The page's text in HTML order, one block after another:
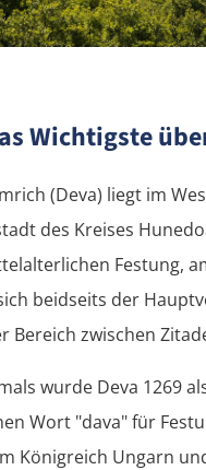
Wichtigste
(Deva) liegt im
des Kreises
Festung,
beidseits der
Bereich zwischen
wurde Deva 1269
Wort "dava" für
Königreich Ungarn